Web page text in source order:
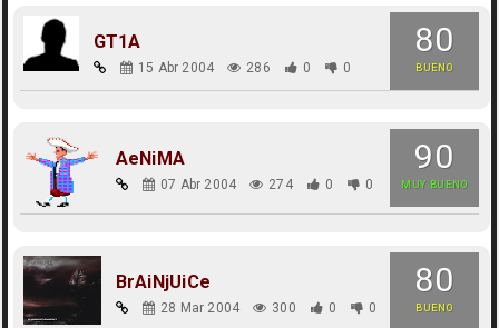
80
BUENO
GT1A
15 Abr 2004 286 0 0
90
MUY BUENO
AeNiMA
07 Abr 2004 274 0 0
80
BUENO
BrAiNjUiCe
28 Mar 2004 300 0 0